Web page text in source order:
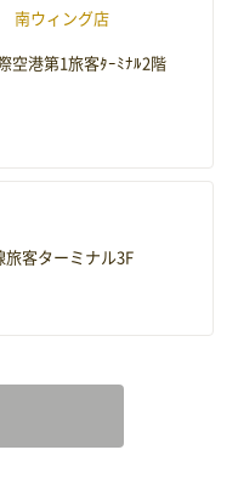
南ウィング店
空港第1旅客ﾀｰﾐﾅﾙ2階
客ターミナル3F